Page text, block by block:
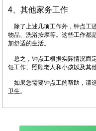
4、其他家务工作
除了上述几项工作外，钟点工
物品、洗浴按摩等。这些工作都
加舒适的生活。
总之，钟点工根据实际情况而
饪工作、照顾老人和小孩以及其
如果您需要钟点工的帮助，请
卫生。